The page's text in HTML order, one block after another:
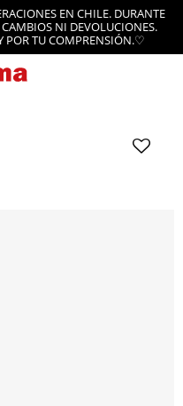
EN CHILE. DURANTE
CAMBIOS NI DEVOLUCIONES.
POR TU COMPRENSIÓN.♡